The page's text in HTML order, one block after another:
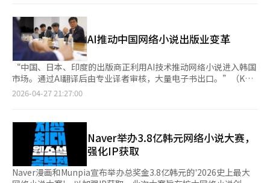
并强化基于AI的服务能力。特别是在超越阅读平台，向内容IP平台
跃升的战略下，将致力于提升用户体验和改善运营效率。※ 本报
道经人工智能（AI）系统翻译与编辑。
累的网漫、网络小说、游戏等知识产权（IP）为基础，推进原创短
剧开发，并同步面向海外市场拓展。今年1月，平台月销售额创下
历史新高。 Vigloo运营公司Spoonlabs方面表示，短剧并非传统
电视剧的“压缩版”，而是拥有独立叙事结构的新内容类型。与传
统电视剧强调长线铺陈不同，短剧更强调在短时间内快速建立冲
突，并通过高密度剧情持续刺激用户点击下一集。 在消费方式
上，短剧也与传统影视存在明显差异。电视或流媒体平台更多属于
用户主动安排时间观看的“计划型消费”，而短剧则更接近用户在
较于强调制作规模与完成度的传统影视，短剧市场更关注内容能否
在短时间内迅速吸引观众注意力。随着付费模式逐渐成熟，用户在
免费观看部分内容后转向订阅或单集付费的消费习惯，也正在形
扩张市场。在此背景下，韩国平台则开始尝试以韩国文化内容IP为
核心寻找差异化竞争路径。 Spoonlabs方面表示，中国市场的优
用生成型AI进行内容制作的过程正在迅速变化。AI的应用已超越简
单的句子生成，广泛应用于资料调查、初稿撰写、翻译、校对、摘
要、宣传文案制作等出版制作的各个环节。 尤其是，随着社会热
点或特定事件发生后相关书籍迅速出版的案例增多，AI的应用潜力
引起了更多关注。过去，收集相关资料和整理稿件需要相当长的时
间，但现在通过AI，资料整理和初稿撰写的速度大大缩短。 分析认
为，生成型AI正在加剧出版制作的速度竞争。一些电子书和实用书
籍从策划到出版的时间大幅缩短，尤其是在电子书和网络小说市
之提升。 AI翻译技术的发展也成为出版行业变化的关键因素。最
近，基于生成型AI的翻译质量迅速提高，海外书籍在国内出版的速
度也随之加快。过去，专业翻译和校对工作需要数月时间，而现
在，AI进行初步翻译后，人类再进行润色，这种方式大大提高了制
作效率。 这种变化也影响了国内内容的海外拓展。通过AI翻译，网
络小说、电子书和实用内容可以迅速转换成多种语言，使得中小型
AI推动中国网络小说出版业变革
“中国、日本、印度的出版商正利用AI技术推动网络小说进入韩国
市场。通过AI翻译后由专业译者审核，大量电子书出口。”（KW
Books代表权泰完）“文学界正在积极讨论如何保护作者的创
市场的活跃化问题。文化体育观光部长官崔辉英及出版分科委员出
席会议，分享了第一次会议的建议落实情况，并讨论了未来政策方
向。与会者一致认为，AI技术正在引发出版市场的重大变革。权泰
完表示，AI降低了制作门槛，使得日本、中国、印度、美国等国家
的出版商不仅出口畅销书，还出口表现良好的作品。他担忧地指
2026-04-27 21:27:00
Naver举办3.8亿韩元网络小说大赛，
强化IP获取
Naver漫画和Munpia宣布举办总奖金3.8亿韩元的'2026史上最大